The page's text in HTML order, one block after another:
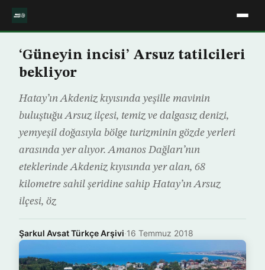
‘Güneyin incisi’ Arsuz tatilcileri
bekliyor
Hatay’ın Akdeniz kıyısında yeşille mavinin
buluştuğu Arsuz ilçesi, temiz ve dalgasız denizi,
yemyeşil doğasıyla bölge turizminin gözde yerleri
arasında yer alıyor. Amanos Dağları’nın
eteklerinde Akdeniz kıyısında yer alan, 68
kilometre sahil şeridine sahip Hatay’ın Arsuz
ilçesi, öz
Şarkul Avsat Türkçe Arşivi·16 Temmuz 2018